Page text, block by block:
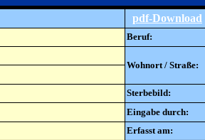
pdf-Download
Beruf:
Wohnort / Straße:
Sterbebild:
Eingabe durch:
Erfasst am: